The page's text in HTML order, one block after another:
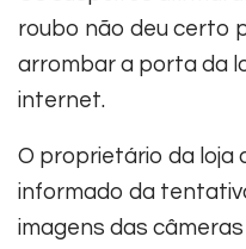
roubo não deu certo
arrombar a porta da
internet.
O proprietário da loja
informado da
imagens das